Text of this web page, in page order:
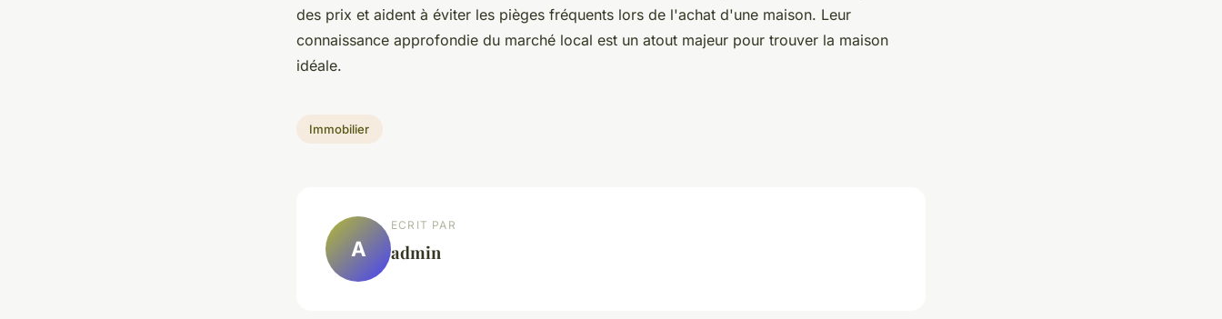
des prix et aident à éviter les pièges fréquents lors de l'achat d'une maison. Leur
connaissance approfondie du marché local est un atout majeur pour trouver la maison
idéale.
Immobilier
A
ECRIT PAR
admin